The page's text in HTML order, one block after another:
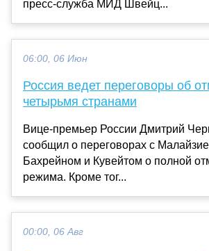
пресс-служба МИД Швейц...
06:00, 06 Июн
Россия ведет переговоры об
четырьмя странами
Вице-премьер России Дмитрий
сообщил о переговорах с
Бахрейном и Кувейтом о полной
режима. Кроме тог...
00:00, 06 Авг